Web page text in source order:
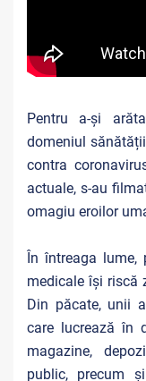
Pentru a-și
domeniul
contra
actuale, s-au
omagiu eroilor
În întreaga lume,
medicale își riscă
Din păcate, unii
care lucrează în
magazine,
public, precum